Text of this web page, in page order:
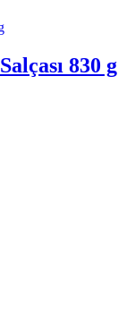
830 g